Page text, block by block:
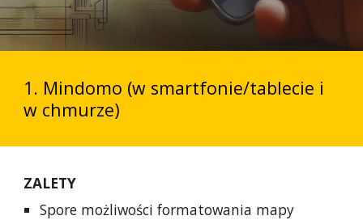
1. Mindomo (w smartfonie/tablecie i
w chmurze)
ZALETY
Spore możliwości formatowania mapy